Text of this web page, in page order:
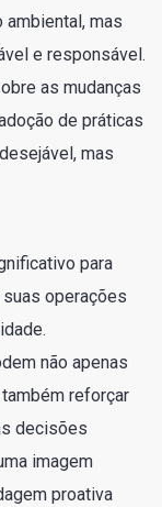
mas
e responsável.
as mudanças
de práticas
mas
para
operações
não apenas
reforçar
decisões
imagem
proativa